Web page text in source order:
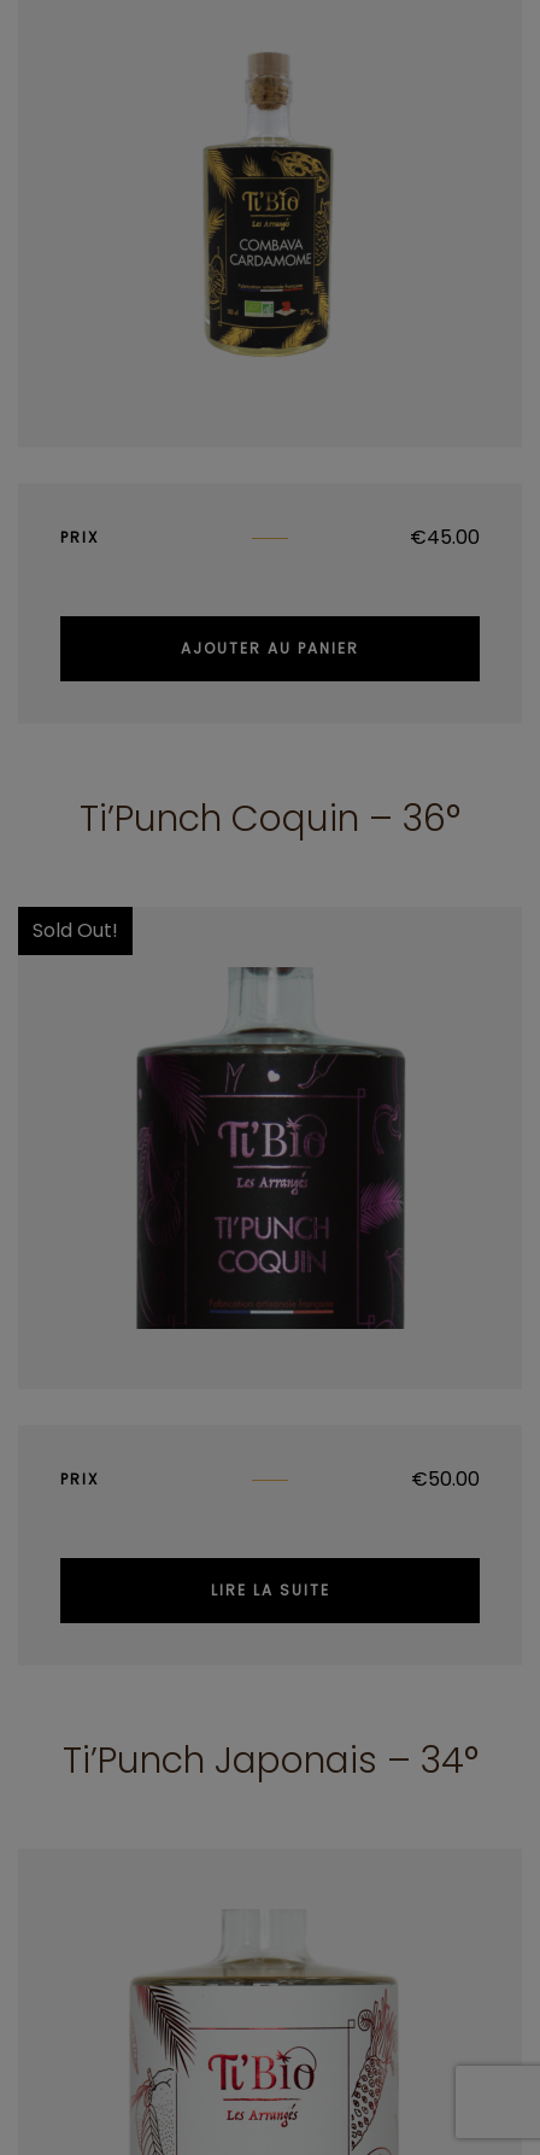
PRIX €45.00
AJOUTER AU PANIER
Ti’Punch Coquin – 36°
Sold Out!
PRIX €50.00
LIRE LA SUITE
Ti’Punch Japonais – 34°